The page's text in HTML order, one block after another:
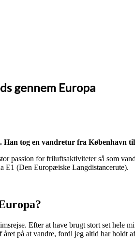
gennem Europa
tog en vandretur fra København
passion for friluftsaktiviteter så som
E1 (Den Europæiske Langdistancerute).
Efter at have brugt stort set hele
på at vandre, fordi jeg altid har holdt